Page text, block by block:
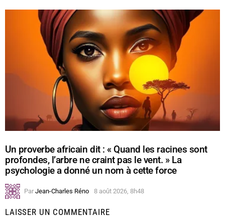
Un proverbe africain dit : « Quand les racines sont
profondes, l’arbre ne craint pas le vent. » La
psychologie a donné un nom à cette force
Par Jean-Charles Réno 8 août 2026, 8h48
LAISSER UN COMMENTAIRE